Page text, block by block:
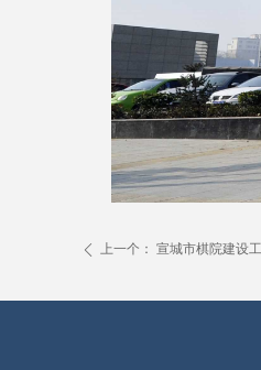
ꄴ 上一个： 宣城市棋院建设